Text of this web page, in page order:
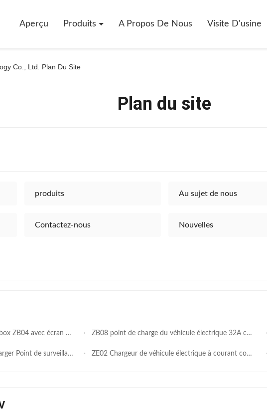
Aperçu Produits A Propos De Nous Visite D'usine
Co., Ltd. Plan Du Site
Plan du site
produits Au sujet de nous
Contactez-nous Nouvelles
4,3" Protocole OCPP 1.6 ZB08 point de charge du véhicule électrique 32A courant de charge IP54 Niveau de protection avec boîtier en alliage d'aluminium
en temps réel du protocole OCPP1.6 ZE02 Chargeur de véhicule électrique à courant continu 150-1000VDC Sortie avec écran tactile LCD Protection IP55